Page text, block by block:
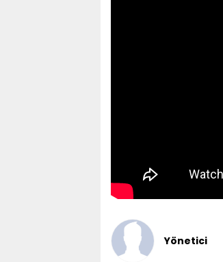
Yönetici